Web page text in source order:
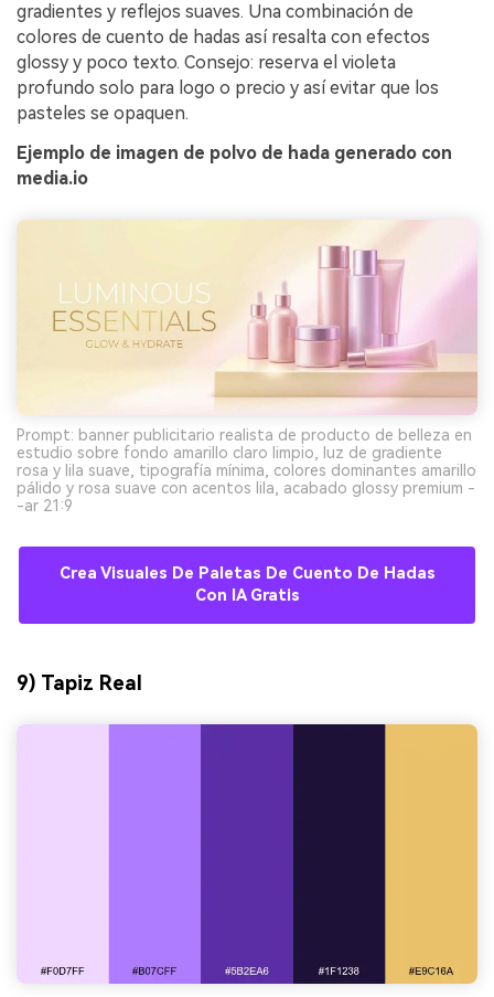
gradientes y reflejos suaves. Una combinación de
colores de cuento de hadas así resalta con efectos
glossy y poco texto. Consejo: reserva el violeta
profundo solo para logo o precio y así evitar que los
pasteles se opaquen.
Ejemplo de imagen de polvo de hada generado con
media.io
Prompt: banner publicitario realista de producto de belleza en
estudio sobre fondo amarillo claro limpio, luz de gradiente
rosa y lila suave, tipografía mínima, colores dominantes amarillo
pálido y rosa suave con acentos lila, acabado glossy premium -
-ar 21:9
Crea Visuales De Paletas De Cuento De Hadas
Con IA Gratis
9) Tapiz Real